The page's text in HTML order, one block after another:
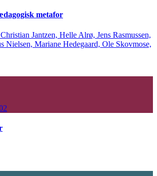
metafor
Jantzen, Helle Alrø, Jens Rasmussen,
Nielsen, Mariane Hedegaard, Ole Skovmose,